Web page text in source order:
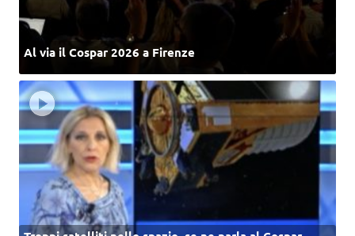
Al via il Cospar 2026 a Firenze